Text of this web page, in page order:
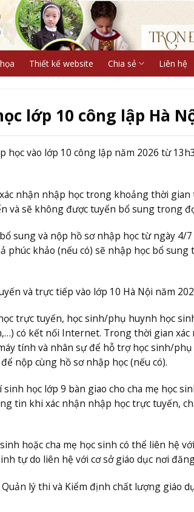
Thiết kế website Chia sẻ Liên hệ
lớp 10 công lập Hà
học vào lớp 10 công lập năm 2026 từ
nhận nhập học trong khoảng thời
và sẽ không được tuyển bổ sung trong
sung và nộp hồ sơ nhập học từ ngày 4/
phúc khảo (nếu có) sẽ nhập học bổ
và trực tiếp vào lớp 10 Hà Nội năm
trực tuyến, học sinh/phụ huynh học
có kết nối Internet. Trong thời gian
tính và nhân sự để hỗ trợ học sinh/
nộp cùng hồ sơ nhập học (nếu có).
học lớp 9 bàn giao cho cha mẹ học
tin khi xác nhận nhập học trực tuyến,
hoặc cha mẹ học sinh có thể liên hệ
tự do liên hệ với cơ sở giáo dục nơi
lý thi và Kiểm định chất lượng giáo